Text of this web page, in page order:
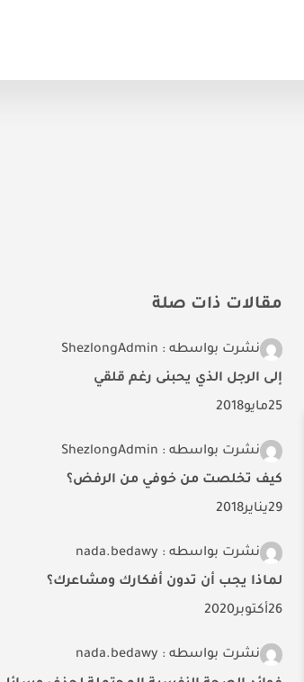
مقالات ذات صلة
نشرت بواسطه : ShezlongAdmin
إلى الرجل الذي يحبنى رغم قلقي
25مايو2018
نشرت بواسطه : ShezlongAdmin
كيف تخلصت من خوفي من الرفض؟
29يناير2018
نشرت بواسطه : nada.bedawy
لماذا يجب أن تدون أفكارك ومشاعرك؟
26أكتوبر2020
نشرت بواسطه : nada.bedawy